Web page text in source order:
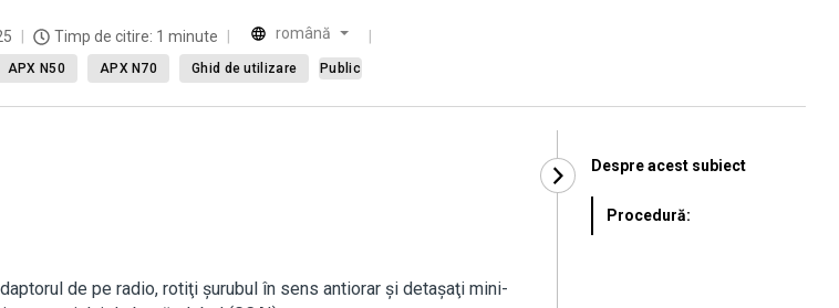
Timp de citire: 1 minute română
APX N50 APX N70 Ghid de utilizare Public
de pe radio, rotiţi şurubul în sens antiorar şi detaşaţi mini-
Despre acest subiect
Procedură: